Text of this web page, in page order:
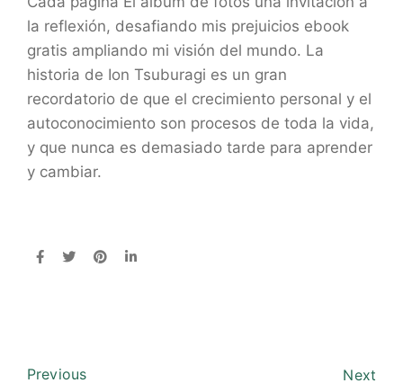
la reflexión, desafiando mis prejuicios ebook
gratis ampliando mi visión del mundo. La
historia de Ion Tsuburagi es un gran
recordatorio de que el crecimiento personal y el
autoconocimiento son procesos de toda la vida,
y que nunca es demasiado tarde para aprender
y cambiar.
Previous Next